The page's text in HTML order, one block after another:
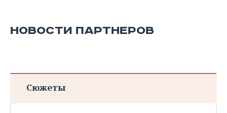
НОВОСТИ ПАРТНЕРОВ
Сюжеты